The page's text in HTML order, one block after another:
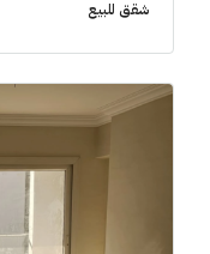
شقق للبيع